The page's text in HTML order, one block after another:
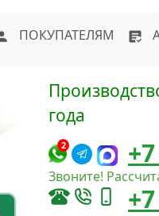
ПОКУПАТЕЛЯМ
года
2
Звоните!